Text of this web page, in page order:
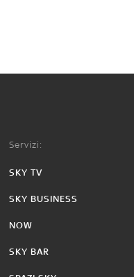
Servizi:
SKY TV
SKY BUSINESS
NOW
SKY BAR